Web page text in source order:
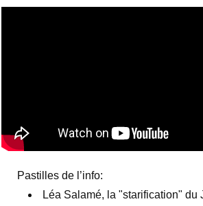
Pastilles de l’info:
Léa Salamé, la "starification" du